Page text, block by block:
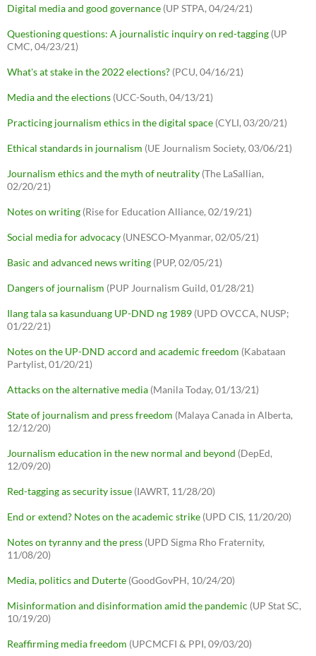
Digital media and good governance (UP STPA, 04/24/21)
Questioning questions: A journalistic inquiry on red-tagging (UP
CMC, 04/23/21)
What's at stake in the 2022 elections? (PCU, 04/16/21)
Media and the elections (UCC-South, 04/13/21)
Practicing journalism ethics in the digital space (CYLI, 03/20/21)
Ethical standards in journalism (UE Journalism Society, 03/06/21)
Journalism ethics and the myth of neutrality (The LaSallian,
02/20/21)
Notes on writing (Rise for Education Alliance, 02/19/21)
Social media for advocacy (UNESCO-Myanmar, 02/05/21)
Basic and advanced news writing (PUP, 02/05/21)
Dangers of journalism (PUP Journalism Guild, 01/28/21)
Ilang tala sa kasunduang UP-DND ng 1989 (UPD OVCCA, NUSP;
01/22/21)
Notes on the UP-DND accord and academic freedom (Kabataan
Partylist, 01/20/21)
Attacks on the alternative media (Manila Today, 01/13/21)
State of journalism and press freedom (Malaya Canada in Alberta,
12/12/20)
Journalism education in the new normal and beyond (DepEd,
12/09/20)
Red-tagging as security issue (IAWRT, 11/28/20)
End or extend? Notes on the academic strike (UPD CIS, 11/20/20)
Notes on tyranny and the press (UPD Sigma Rho Fraternity,
11/08/20)
Media, politics and Duterte (GoodGovPH, 10/24/20)
Misinformation and disinformation amid the pandemic (UP Stat SC,
10/19/20)
Reaffirming media freedom (UPCMCFI & PPI, 09/03/20)